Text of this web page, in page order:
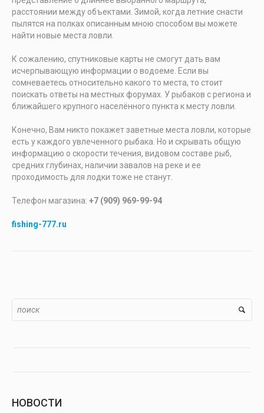
расстоянии между объектами. Зимой, когда летние снасти
пылятся на полках описанным мною способом вы можете
найти новые места ловли.
К сожалению, спутниковые карты не смогут дать вам
исчерпывающую информации о водоеме. Если вы
сомневаетесь относительно какого то места, то стоит
поискать ответы на местных форумах. У рыбаков с региона и
ближайшего крупного населённого пункта к месту ловли.
Конечно, Вам никто покажет заветные места ловли, которые
есть у каждого увлеченного рыбака. Но и скрывать общую
информацию о скорости течения, видовом составе рыб,
средних глубинах, наличии завалов на реке и ее
проходимость для лодки тоже не станут.
Телефон магазина: +7 (909) 969-99-94
fishing-777.ru
НОВОСТИ